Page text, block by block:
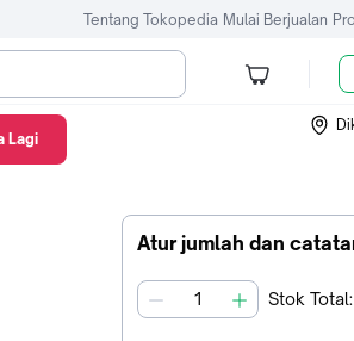
Tentang Tokopedia Mulai Berjualan
Atur jumlah dan
jumlah Stok Total:
Lagi